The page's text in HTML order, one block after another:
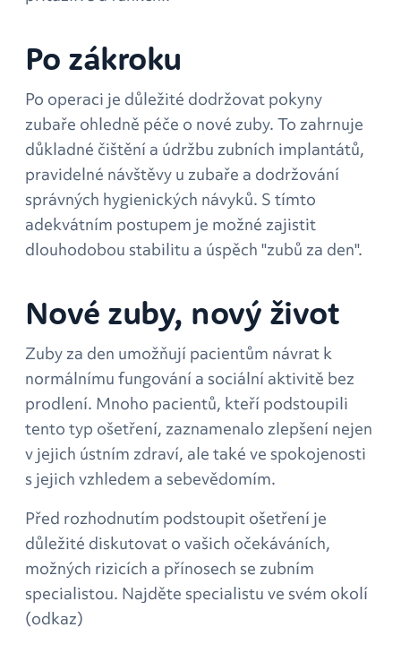
Po zákroku
Po operaci je důležité dodržovat pokyny
zubaře ohledně péče o nové zuby. To zahrnuje
důkladné čištění a údržbu zubních implantátů,
pravidelné návštěvy u zubaře a dodržování
správných hygienických návyků. S tímto
adekvátním postupem je možné zajistit
dlouhodobou stabilitu a úspěch "zubů za den".
Nové zuby, nový život
Zuby za den umožňují pacientům návrat k
normálnímu fungování a sociální aktivitě bez
prodlení. Mnoho pacientů, kteří podstoupili
tento typ ošetření, zaznamenalo zlepšení nejen
v jejich ústním zdraví, ale také ve spokojenosti
s jejich vzhledem a sebevědomím.
Před rozhodnutím podstoupit ošetření je
důležité diskutovat o vašich očekáváních,
možných rizicích a přínosech se zubním
specialistou. Najděte specialistu ve svém okolí
(odkaz)